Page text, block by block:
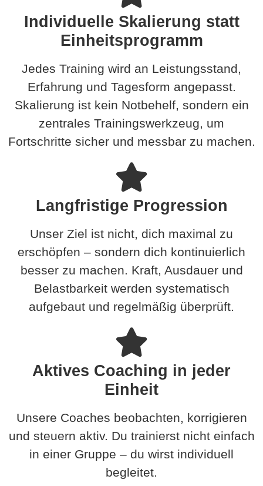
Individuelle Skalierung statt
Einheitsprogramm
Jedes Training wird an Leistungsstand,
Erfahrung und Tagesform angepasst.
Skalierung ist kein Notbehelf, sondern ein
zentrales Trainingswerkzeug, um
Fortschritte sicher und messbar zu machen.
Langfristige Progression
Unser Ziel ist nicht, dich maximal zu
erschöpfen – sondern dich kontinuierlich
besser zu machen. Kraft, Ausdauer und
Belastbarkeit werden systematisch
aufgebaut und regelmäßig überprüft.
Aktives Coaching in jeder
Einheit
Unsere Coaches beobachten, korrigieren
und steuern aktiv. Du trainierst nicht einfach
in einer Gruppe – du wirst individuell
begleitet.